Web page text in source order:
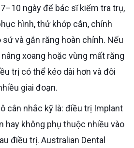
ngày để bác sĩ kiểm tra trụ,
hình, thử khớp cắn, chỉnh
và gắn răng hoàn chỉnh. Nếu
xoang hoặc vùng mất răng
trị có thể kéo dài hơn và đôi
giai đoạn.
hay không phụ thuộc nhiều vào
điều trị. Australian Dental